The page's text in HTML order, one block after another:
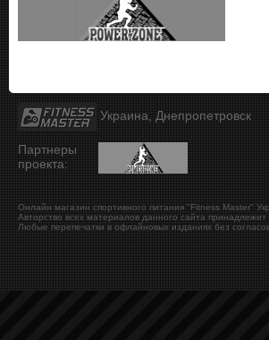
Украина, Днепропетровск
Партнеры
проекта:
Онлайн магазин спортивного питания "Fitness Master"
Авторство всех материалов данного сайта
Любые перепечатки в офлайновых изданиях без